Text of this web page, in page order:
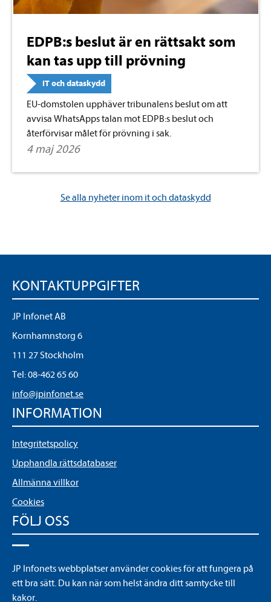
EDPB:s beslut är en rättsakt som
kan tas upp till prövning
IT och dataskydd
EU-domstolen upphäver tribunalens beslut om att
avvisa WhatsApps talan mot EDPB:s beslut och
återförvisar målet för prövning i sak.
4 maj 2026
Se alla nyheter inom it och dataskydd
KONTAKTUPPGIFTER
JP Infonet AB
Kornhamnstorg 6
111 27 Stockholm
Tel:08-462 65 60
info@jpinfonet.se
INFORMATION
Integritetspolicy
Upphandla rättsdatabaser
Allmänna villkor
Cookies
FÖLJ OSS
YouTube
JP Infonets webbplatser använder cookies för att fungera på
ett bra sätt. Du kan när som helst ändra ditt samtycke till
kakor.